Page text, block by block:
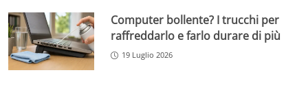
Computer bollente? I trucchi per
raffreddarlo e farlo durare di più
19 Luglio 2026